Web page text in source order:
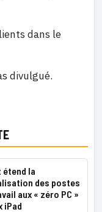
dans le
divulgué.
étend la
des postes
aux « zéro PC »
iPad